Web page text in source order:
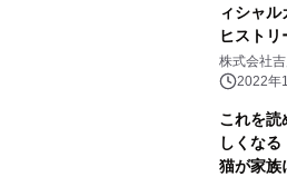
ィシャ
ヒスト
あゆみ―
株式会社
2022年
これを読
しくな
猫が家